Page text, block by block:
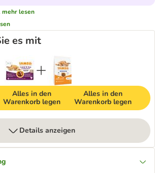
mehr lesen
es mit
Alles in den
Warenkorb legen
Alles in den
Warenkorb legen
Details anzeigen